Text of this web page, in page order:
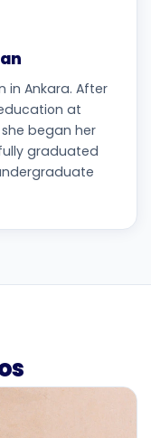
in Ankara. After
at
she began her
graduated